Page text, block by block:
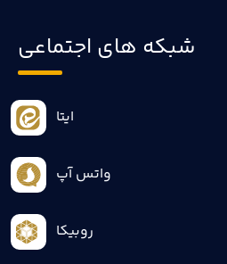
شبکه های اجتماعی
ایتا
واتس آپ
روبیکا